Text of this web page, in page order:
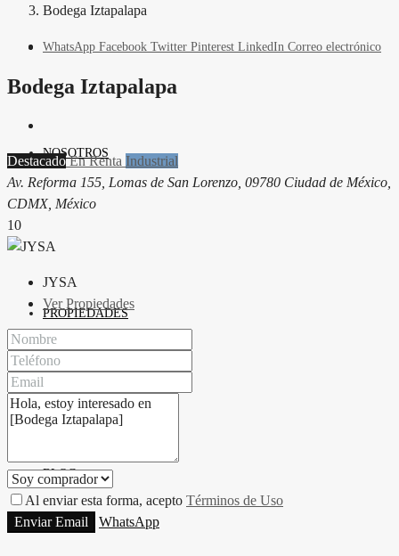
NOSOTROS
PROPIEDADES
BLOG
Bodega Iztapalapa
WhatsApp Facebook Twitter Pinterest LinkedIn Correo electrónico
Bodega Iztapalapa
DestacadoEn Renta Industrial
Av. Reforma 155, Lomas de San Lorenzo, 09780 Ciudad de México,
CDMX, México
10
JYSA
Ver Propiedades
Al enviar esta forma, acepto Términos de Uso
Enviar Email
WhatsApp